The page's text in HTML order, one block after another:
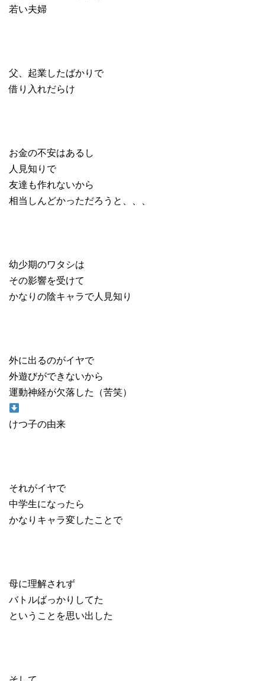
若い夫婦
父、起業したばかりで
借り入れだらけ
お金の不安はあるし
人見知りで
友達も作れないから
相当しんどかっただろうと、、、
幼少期のワタシは
その影響を受けて
かなりの陰キャラで人見知り
外に出るのがイヤで
外遊びができないから
運動神経が欠落した（苦笑）
けつ子の由来
それがイヤで
中学生になったら
かなりキャラ変したことで
母に理解されず
バトルばっかりしてた
ということを思い出した